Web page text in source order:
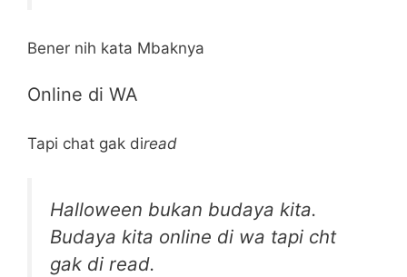
Bener nih kata Mbaknya
Online di WA
Tapi chat gak diread
Halloween bukan budaya kita.
Budaya kita online di wa tapi cht
gak di read.